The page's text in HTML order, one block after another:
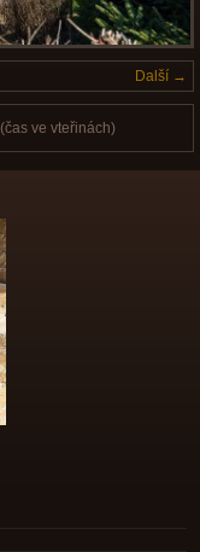
Další →
(čas ve vteřinách)